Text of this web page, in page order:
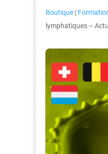
Boutique |
lymphatiques –